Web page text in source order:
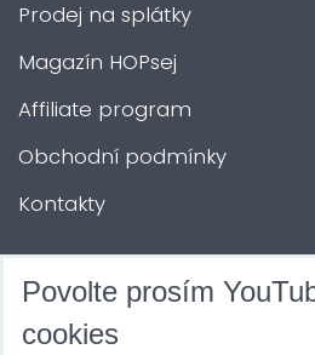
Prodej na splátky
Magazín HOPsej
Affiliate program
Obchodní podmínky
Kontakty
DALŠÍ SLUŽBY
Povolte prosím
cookies